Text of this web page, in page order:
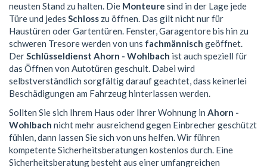
neusten Stand zu halten. Die Monteure sind in der Lage jede
Türe und jedes Schloss zu öffnen. Das gilt nicht nur für
Haustüren oder Gartentüren. Fenster, Garagentore bis hin zu
schweren Tresore werden von uns fachmännisch geöffnet.
DerSchlüsseldienst Ahorn - Wohlbach ist auch speziell für
das Öffnen von Autotüren geschult. Dabei wird
selbstverständlich sorgfältig darauf geachtet, dass keinerlei
Beschädigungen am Fahrzeug hinterlassen werden.
Sollten Sie sich Ihrem Haus oder Ihrer Wohnung in Ahorn -
Wohlbach nicht mehr ausreichend gegen Einbrecher geschützt
fühlen, dann lassen Sie sich von uns helfen. Wir führen
kompetente Sicherheitsberatungen kostenlos durch. Eine
Sicherheitsberatung besteht aus einer umfangreichen